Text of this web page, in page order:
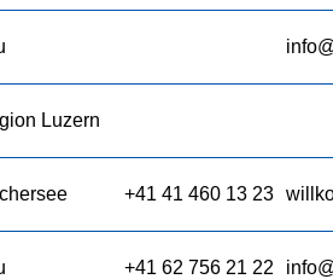
Luzern
+41 41 460 13 23
+41 62 756 21 22